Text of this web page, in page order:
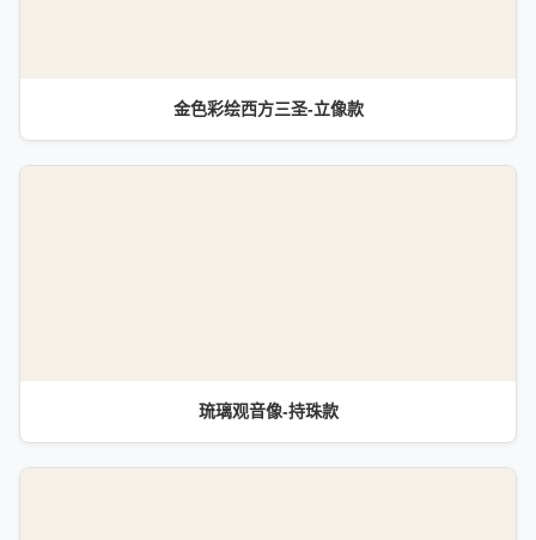
金色彩绘西方三圣-立像款
琉璃观音像-持珠款